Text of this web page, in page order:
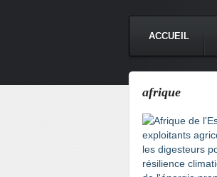
ACCUEIL
afrique